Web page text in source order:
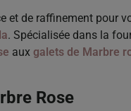
et de raffinement pour
. Spécialisée dans la
aux galets de Marbre
Rose